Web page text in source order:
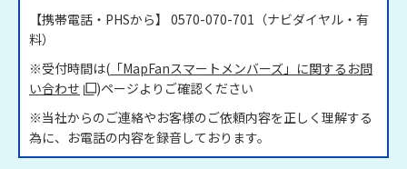
【携帯電話・PHSから】 0570-070-701（ナビダイヤル・有
料）
※受付時間は( 「MapFanスマートメンバーズ」に関するお問
い合わせ
)ページよりご確認ください
※当社からのご連絡やお客様のご依頼内容を正しく理解する
為に、お電話の内容を録音しております。